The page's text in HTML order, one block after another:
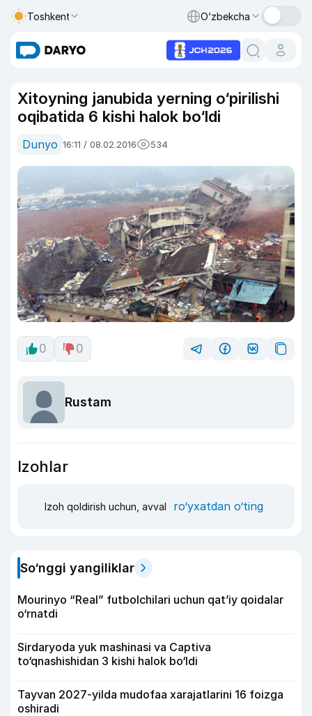
Toshkent O‘zbekcha
Xitoyning janubida yerning o‘pirilishi
oqibatida 6 kishi halok bo‘ldi
Dunyo 16:11 / 08.02.2016 534
0 0
Rustam
Izohlar
Izoh qoldirish uchun, avval ro‘yxatdan o‘ting
So‘nggi yangiliklar
Mourinyo “Real” futbolchilari uchun qat’iy qoidalar
o‘rnatdi
Sirdaryoda yuk mashinasi va Captiva
to‘qnashishidan 3 kishi halok bo‘ldi
Tayvan 2027-yilda mudofaa xarajatlarini 16 foizga
oshiradi